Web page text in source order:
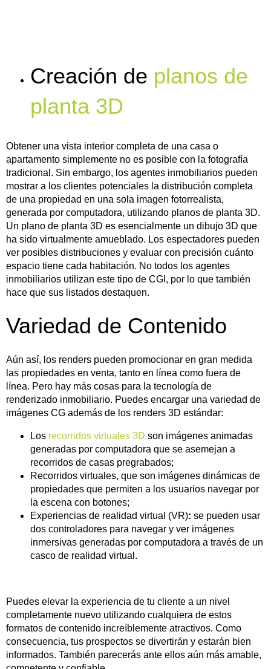
Creación de planos de
planta 3D
Obtener una vista interior completa de una casa o
apartamento simplemente no es posible con la fotografía
tradicional. Sin embargo, los agentes inmobiliarios pueden
mostrar a los clientes potenciales la distribución completa
de una propiedad en una sola imagen fotorrealista,
generada por computadora, utilizando planos de planta 3D.
Un plano de planta 3D es esencialmente un dibujo 3D que
ha sido virtualmente amueblado. Los espectadores pueden
ver posibles distribuciones y evaluar con precisión cuánto
espacio tiene cada habitación. No todos los agentes
inmobiliarios utilizan este tipo de CGI, por lo que también
hace que sus listados destaquen.
Variedad de Contenido
Aún así, los renders pueden promocionar en gran medida
las propiedades en venta, tanto en línea como fuera de
línea. Pero hay más cosas para la tecnología de
renderizado inmobiliario. Puedes encargar una variedad de
imágenes CG además de los renders 3D estándar:
Los recorridos virtuales 3D son imágenes animadas
generadas por computadora que se asemejan a
recorridos de casas pregrabados;
Recorridos virtuales, que son imágenes dinámicas de
propiedades que permiten a los usuarios navegar por
la escena con botones;
Experiencias de realidad virtual (VR): se pueden usar
dos controladores para navegar y ver imágenes
inmersivas generadas por computadora a través de un
casco de realidad virtual.
Puedes elevar la experiencia de tu cliente a un nivel
completamente nuevo utilizando cualquiera de estos
formatos de contenido increíblemente atractivos. Como
consecuencia, tus prospectos se divertirán y estarán bien
informados. También parecerás ante ellos aún más amable,